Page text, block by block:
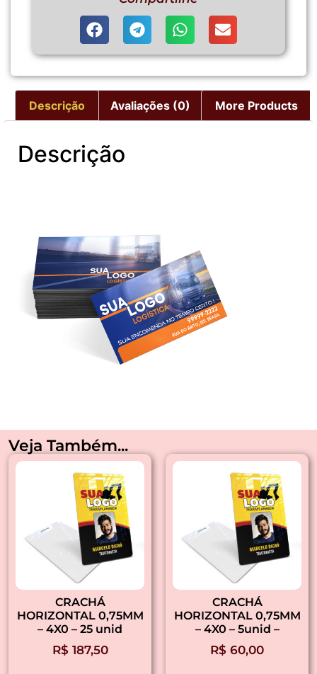
Descrição Avaliações (0) More Products
Descrição
Veja Também...
CRACHÁ
HORIZONTAL 0,75MM
– 4X0 – 25 unid
R$ 187,50
CRACHÁ
HORIZONTAL 0,75MM
– 4X0 – 5unid –
R$ 60,00